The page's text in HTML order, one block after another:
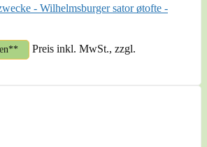
- Wilhelmsburger sator øtofte -
Preis inkl. MwSt., zzgl.